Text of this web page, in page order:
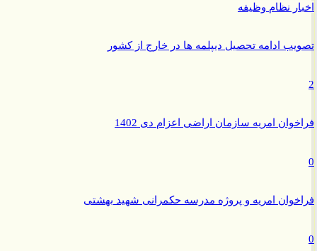
نظام وظیفه
ادامه تحصیل دیپلمه ها در خارج از کشور
امریه سازمان اراضی اعزام دی 1402
امریه و پروژه مدرسه حکمرانی شهید بهشتی